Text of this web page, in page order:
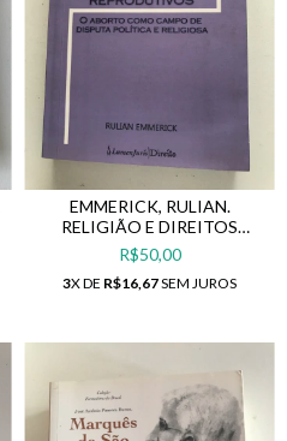
EMMERICK, RULIAN.
RELIGIÃO E DIREITOS
REPRODUTIVOS.
R$50,00
3X DE R$16,67SEM JUROS